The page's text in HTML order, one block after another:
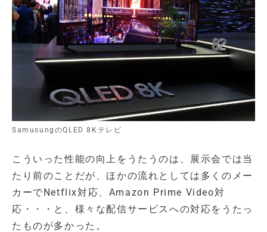
SamusungのQLED 8Kテレビ
こういった性能の向上をうたうのは、展示会では当
たり前のことだが、ほかの流れとしては多くのメー
カーでNetflix対応、Amazon Prime Video対
応・・・と、様々な配信サービスへの対応をうたっ
たものが多かった。